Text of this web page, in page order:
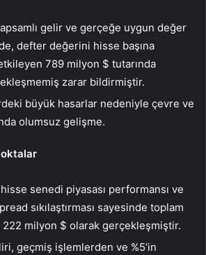
gelir ve gerçeğe uygun değer
defter değerini hisse başına
789 milyon $ tutarında
zarar bildirmiştir.
büyük hasarlar nedeniyle çevre ve
olumsuz gelişme.
senedi piyasası performansı ve
sıkılaştırması sayesinde toplam
222 milyon $ olarak gerçekleşmiştir.
geçmiş işlemlerden ve %5’in